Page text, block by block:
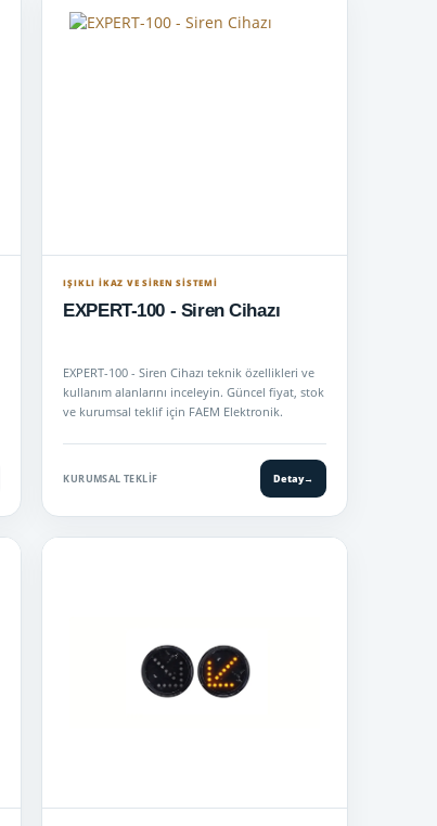
IŞIKLI İKAZ VE SİREN SİSTEMİ
EXPERT-100 - Siren Cihazı
EXPERT-100 - Siren Cihazı teknik özellikleri ve
kullanım alanlarını inceleyin. Güncel fiyat, stok
ve kurumsal teklif için FAEM Elektronik.
KURUMSAL TEKLIF Detay→